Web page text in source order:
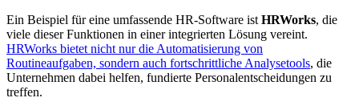
Ein Beispiel für eine umfassende HR-Software ist HRWorks, die
viele dieser Funktionen in einer integrierten Lösung vereint.
HRWorks bietet nicht nur die Automatisierung von
Routineaufgaben, sondern auch fortschrittliche Analysetools, die
Unternehmen dabei helfen, fundierte Personalentscheidungen zu
treffen.